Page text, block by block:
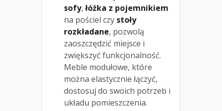
sofy, łóżka z pojemnikiem
na pościel czy stoły
rozkładane, pozwolą
zaoszczędzić miejsce i
zwiększyć funkcjonalność.
Meble modułowe, które
można elastycznie łączyć,
dostosuj do swoich potrzeb i
układu pomieszczenia.